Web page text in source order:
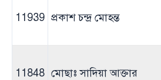
11939 প্রকাশ চন্দ্র মোহন্ত
11848 মোছাঃ সাদিয়া আক্তার